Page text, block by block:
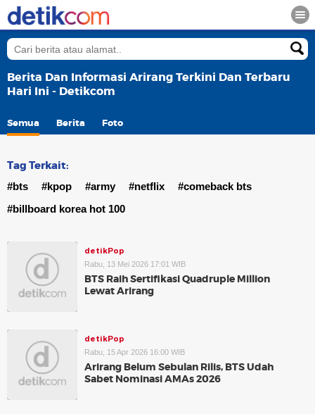
Berita Dan Informasi Arirang Terkini Dan Terbaru
Hari Ini - Detikcom
Semua Berita Foto
Tag Terkait:
#bts #kpop #army #netflix
#comeback bts
#billboard korea hot 100
detikPop
Rabu, 13 Mei 2026 17:01 WIB
BTS Raih Sertifikasi Quadruple Million
Lewat Arirang
detikPop
Rabu, 15 Apr 2026 16:00 WIB
Arirang Belum Sebulan Rilis, BTS Udah
Sabet Nominasi AMAs 2026